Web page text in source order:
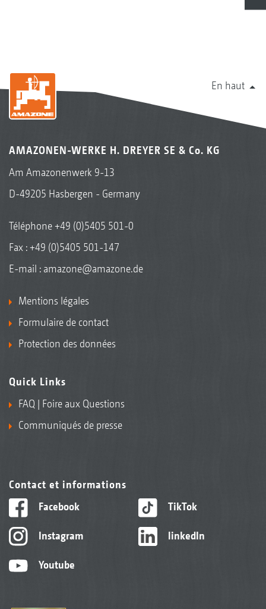
Rouleau rayonneur avec pneus à profil Matrix KWM
600 mm
Rouleau Disc DW 600 mm
En haut
AMAZONEN-WERKE H. DREYER SE & Co. KG
Am Amazonenwerk 9-13
D-49205 Hasbergen - Germany
Téléphone+49 (0)5405 501-0
Fax : +49 (0)5405 501-147
E-mail : amazone@amazone.de
Mentions légales
Formulaire de contact
Protection des données
Quick Links
FAQ | Foire aux Questions
Communiqués de presse
Contact et informations
Facebook
Instagram
Youtube
TikTok
linkedIn